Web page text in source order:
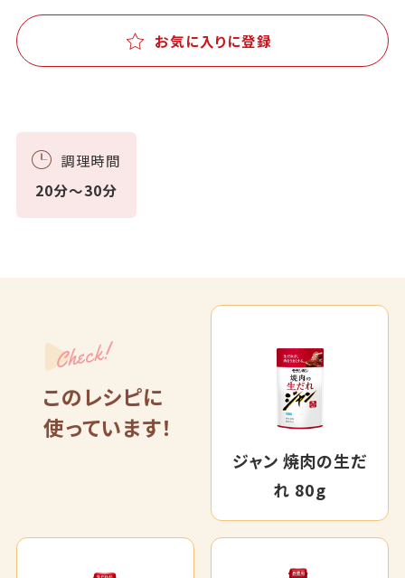
お気に入りに登録
調理時間
20分～30分
Check!
このレシピに
使っています！
ジャン 焼肉の生だ
れ 80g